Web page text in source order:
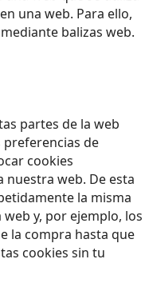
una web. Para ello,
balizas web.
partes de la web
de
cookies
nuestra web. De esta
la misma
y, por ejemplo, los
la compra hasta que
cookies sin tu